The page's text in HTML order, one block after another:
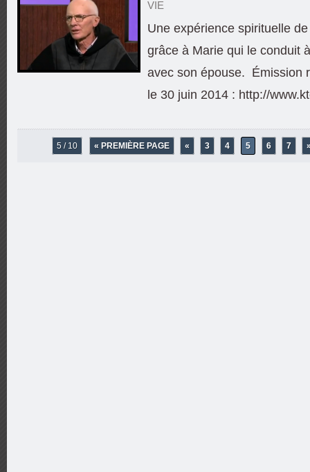
VIE
Une expérience spirituelle
grâce à Marie qui le conduit
avec son épouse. Émission
le 30 juin 2014 : http://
5 / 10 « PREMIÈRE PAGE « 3 4 5 6 7